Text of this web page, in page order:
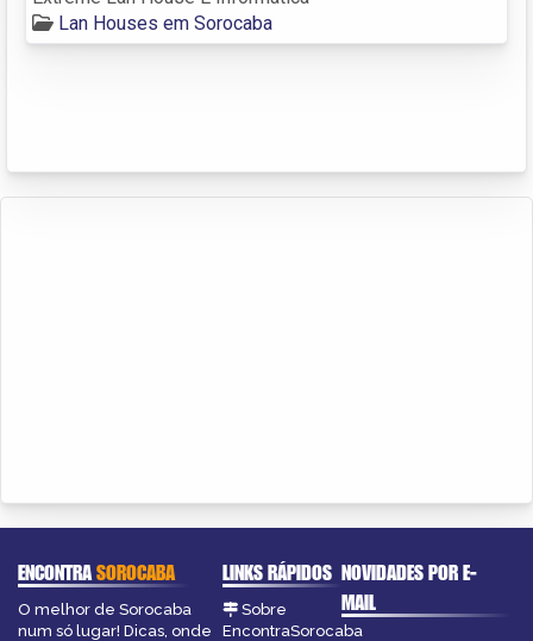
Lan Houses em Sorocaba
ENCONTRASOROCABA
O melhor de Sorocaba
num só lugar! Dicas, onde
LINKS RÁPIDOS
Sobre
EncontraSorocaba
NOVIDADES POR E-
MAIL